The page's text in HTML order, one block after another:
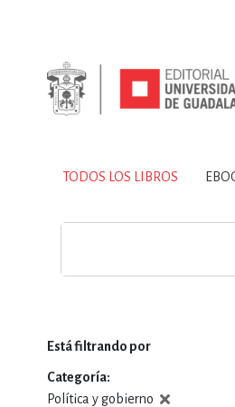
TODOS LOS
SOBRE NOSOTROS
TODOS LOS LIBROS
Está filtrando por
Categoría
Política y gobierno